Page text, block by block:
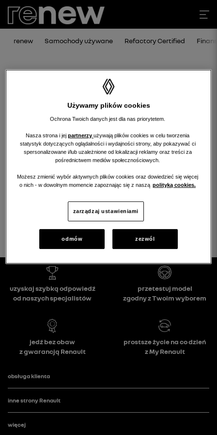
renew Samochody używane Refactory Certified
Niestety, wybrany dealer nie ma
obecnie żadnych ofert w tej kategorii.
Wróć na stronę główną.
wróć na stronę główną
Używamy plików cookies
Ochrona Twoich danych jest dla nas priorytetem.
Nasza strona i jej partnerzy używają plików cookies w celu tworzenia
statystyk dotyczących oglądalności i wydajności strony, aby pokazywać ci
spersonalizowane i/lub uzależnione od lokalizacji reklamy oraz treści za
pośrednictwem mediów społecznościowych.
Możesz zmienić wybór aktywnych plików cookies oraz dowiedzieć się więcej
o nich - w dowolnym momencie zapoznając się z naszą polityką cookies.
zarządzaj ustawieniami
odmów zezwól